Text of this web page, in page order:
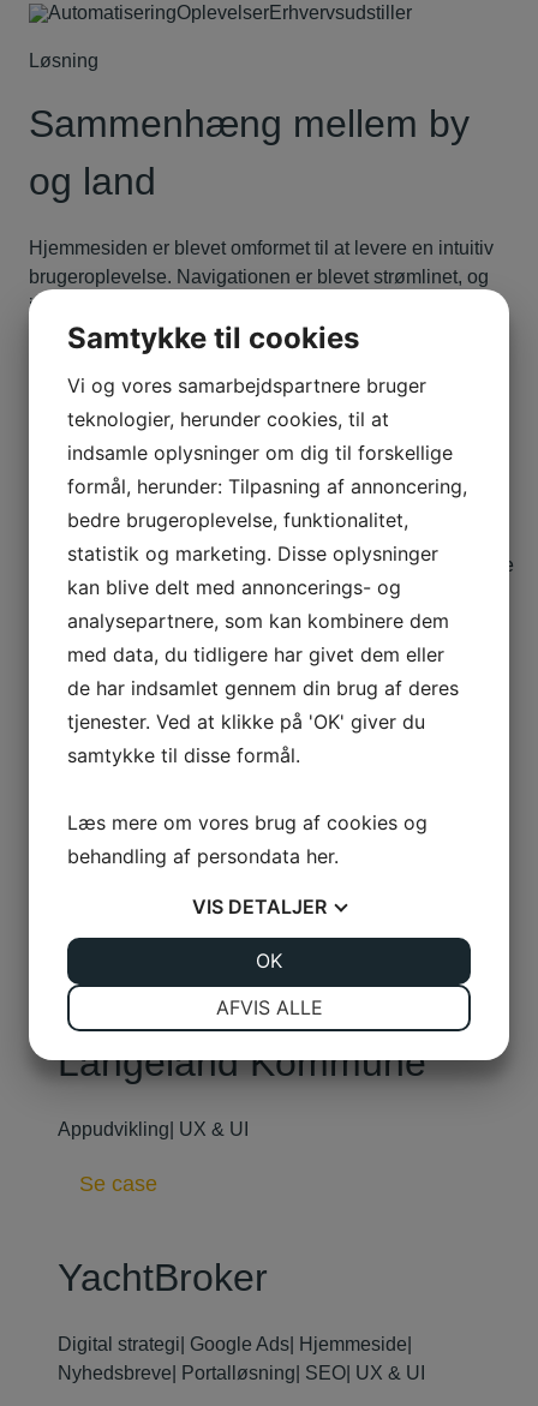
AutomatiseringOplevelserErhvervsudstiller
Løsning
Sammenhæng mellem by
og land
Hjemmesiden er blevet omformet til at levere en intuitiv
brugeroplevelse. Navigationen er blevet strømlinet, og
information er organiseret på en måde, der gør det let for
både erhvervsudstillere og besøgende at finde relevante
De manuelle processer er blevet digitaliseret, og
hjemmesiden forener land og by ved at fremhæve
dyrudstilling, innovative maskiner, fødevareoplevelser
og udeliv der appellerer til et bredere publikum.
Resultatet
Besøgende oplever nu en mere informativ og
inspirerende digital rejse, mens udstillere drager fordel
af den lette online bookingproces. Uptime har med
succes skabt en automatiseret digital platform, der ikke
værdier og mangfoldighed.
detfynskedyrskue.dk
Lignende cases
Langeland Kommune
Appudvikling UX & UI
Se case
YachtBroker
Digital strategi Google Ads Hjemmeside
Nyhedsbreve
Portalløsning SEO UX & UI
Samtykke til cookies
Vi og vores samarbejdspartnere bruger
teknologier, herunder cookies, til at
indsamle oplysninger om dig til forskellige
formål, herunder: Tilpasning af annoncering,
bedre brugeroplevelse, funktionalitet,
statistik og marketing. Disse oplysninger
kan blive delt med annoncerings- og
analysepartnere, som kan kombinere dem
med data, du tidligere har givet dem eller
de har indsamlet gennem din brug af deres
tjenester. Ved at klikke på 'OK' giver du
samtykke til disse formål.
Læs mere om vores brug af cookies og
behandling af persondata her.
VIS DETALJER
MARKETING STATISTIK
AFVIS ALLE
OK